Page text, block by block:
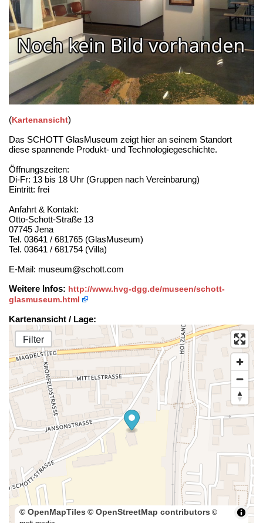
(Kartenansicht)
Das SCHOTT GlasMuseum zeigt hier an seinem Standort
diese spannende Produkt- und Technologiegeschichte.
Öffnungszeiten:
Di-Fr: 13 bis 18 Uhr (Gruppen nach Vereinbarung)
Eintritt: frei
Anfahrt & Kontakt:
Otto-Schott-Straße 13
07745 Jena
Tel. 03641 / 681765 (GlasMuseum)
Tel. 03641 / 681754 (Villa)
E-Mail: museum@schott.com
Weitere Infos: http://www.hvg-dgg.de/museen/schott-
glasmuseum.html
Kartenansicht / Lage:
Filter
© OpenMapTiles © OpenStreetMap contributors ©